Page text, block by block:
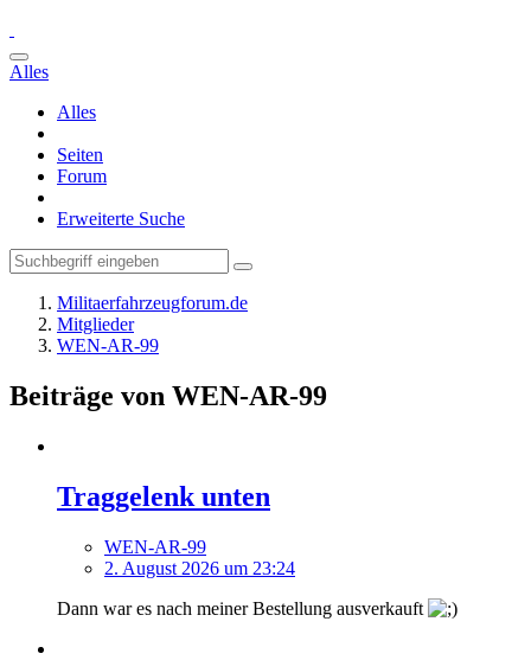
Alles
Alles
Seiten
Forum
Erweiterte Suche
Militaerfahrzeugforum.de
Mitglieder
WEN-AR-99
Beiträge von WEN-AR-99
Traggelenk unten
WEN-AR-99
2. August 2026 um 23:24
Dann war es nach meiner Bestellung ausverkauft